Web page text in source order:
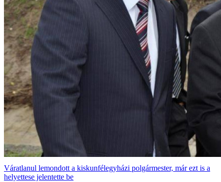
Váratlanul lemondott a kiskunfélegyházi polgármester, már ezt is a
helyettese jelentette be